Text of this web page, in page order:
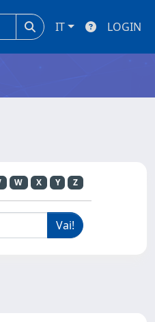
IT LOGIN
W X Y Z